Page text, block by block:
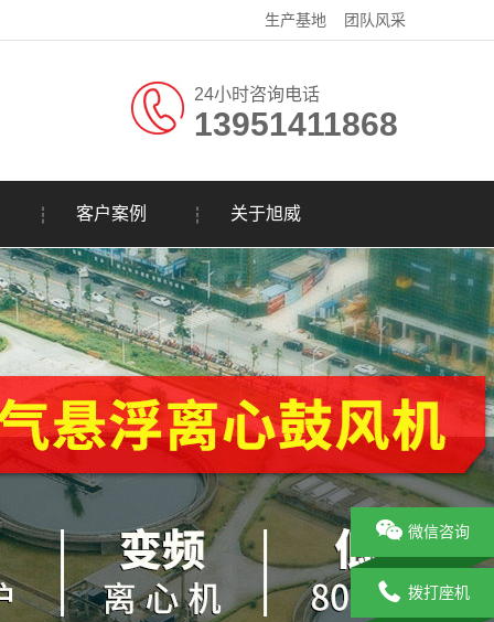
生产基地 团队风采
24小时咨询电话
13951411868
客户案例 关于旭威
微信咨询
拨打座机